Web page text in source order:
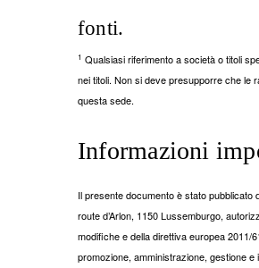
fonti.
1 Qualsiasi riferimento a società o titoli
nei titoli. Non si deve presupporre che le
questa sede.
Informazioni
Il presente documento è stato
route d’Arlon, 1150 Lussemburgo,
modifiche e della direttiva europea 2011/
promozione, amministrazione, gestione